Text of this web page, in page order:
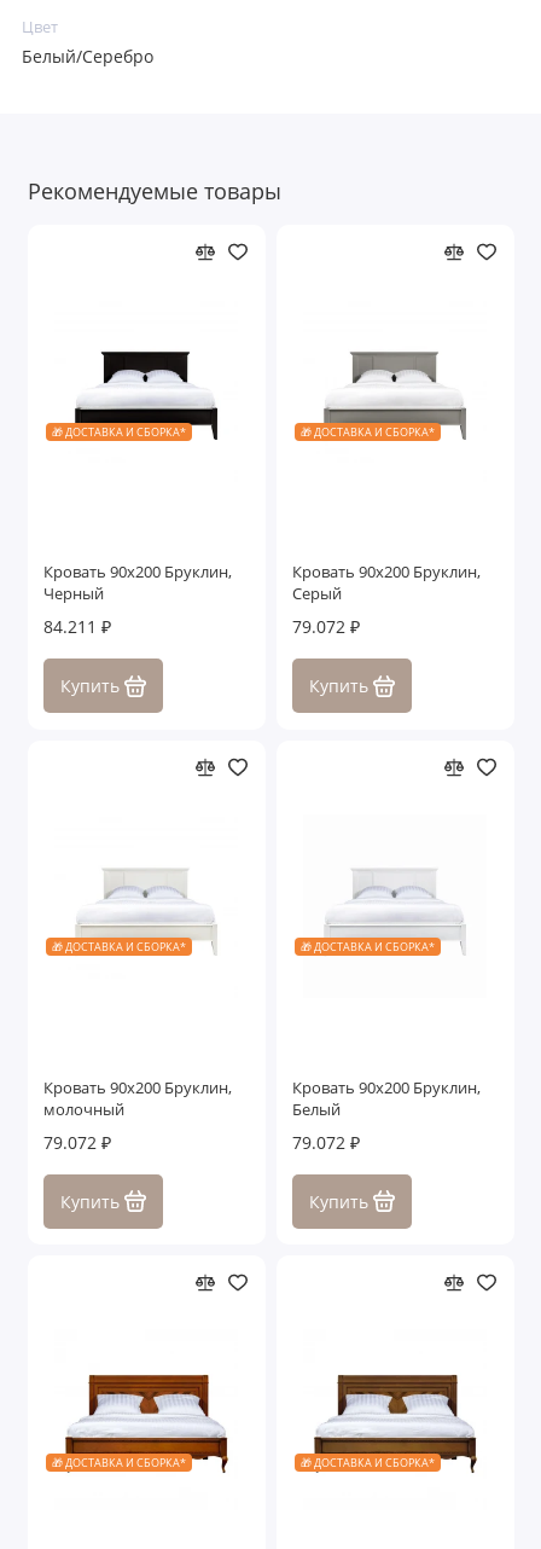
Цвет
Белый/Серебро
Рекомендуемые товары
🎁 ДОСТАВКА И СБОРКА*
Кровать 90x200 Бруклин,
Черный
84.211 ₽
Купить
🎁 ДОСТАВКА И СБОРКА*
Кровать 90x200 Бруклин,
Серый
79.072 ₽
Купить
🎁 ДОСТАВКА И СБОРКА*
Кровать 90x200 Бруклин,
молочный
79.072 ₽
Купить
🎁 ДОСТАВКА И СБОРКА*
Кровать 90x200 Бруклин,
Белый
79.072 ₽
Купить
🎁 ДОСТАВКА И СБОРКА* 🎁 ДОСТАВКА И СБОРКА*